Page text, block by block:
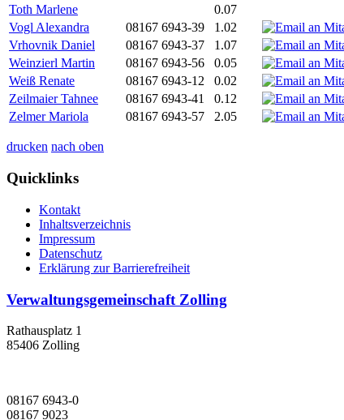
Toth Marlene
0.07
Vogl Alexandra
08167 6943-39 1.02
Vrhovnik Daniel
08167 6943-37 1.07
Weinzierl Martin
08167 6943-56 0.05
Weiß Renate
08167 6943-12 0.02
Zeilmaier Tahnee
08167 6943-41 0.12
Zelmer Mariola
08167 6943-57 2.05
drucken nach oben
Quicklinks
Kontakt
Inhaltsverzeichnis
Impressum
Datenschutz
Erklärung zur Barrierefreiheit
Verwaltungsgemeinschaft Zolling
Rathausplatz 1
85406 Zolling
08167 6943-0
08167 9023